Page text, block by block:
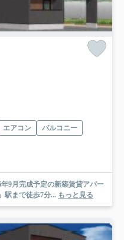
エアコン
バルコニー
9月完成予定の新築賃貸アパー
駅まで徒歩7分... もっと見る